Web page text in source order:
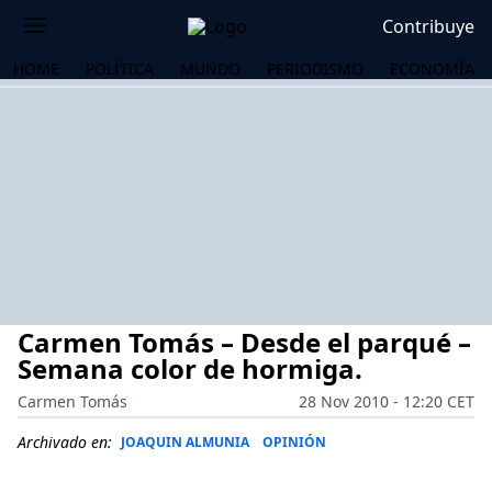
Contribuye
HOME POLÍTICA MUNDO PERIODISMO ECONOMÍA
Carmen Tomás – Desde el parqué –
Semana color de hormiga.
Carmen Tomás
28 Nov 2010 - 12:20 CET
Archivado en: JOAQUIN ALMUNIA OPINIÓN